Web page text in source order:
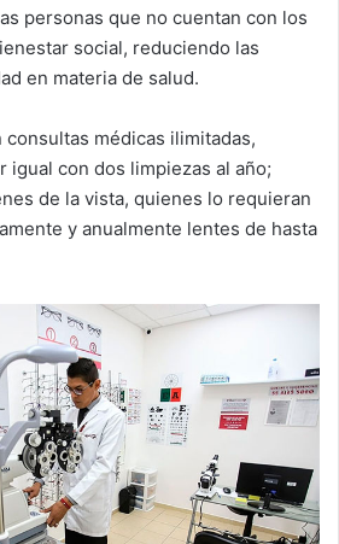
personas que no cuentan con los
social, reduciendo las
en materia de salud.
consultas médicas ilimitadas,
igual con dos limpiezas al año;
de la vista, quienes lo requieran
y anualmente lentes de hasta